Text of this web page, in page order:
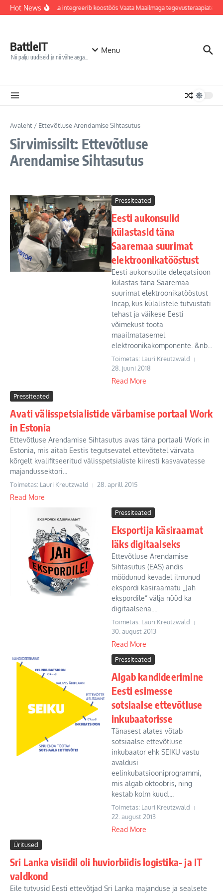
Sisu juurde
Hot NewsJõhvi haigla integreerib koostöös Vaata Maailmaga
BattleIT
Nii palju uudiseid ja nii vähe aega…
Menu
Avaleht / Ettevõtluse Arendamise Sihtasutus
Sirvimissilt: Ettevõtluse
Arendamise Sihtasutus
Pressiteated
Eesti aukonsulid
külastasid täna
Saaremaa suurimat
elektroonikatööstust
Eesti aukonsulite delegatsioon
külastas täna Saaremaa
suurimat elektroonikatööstust
Incap, kus külalistele tutvustati
tehast ja väikese Eesti
võimekust toota
maailmatasemel
elektroonikakomponente. &nb...
Toimetas: Lauri Kreutzwald
28. juuni 2018
Read More
Pressiteated
Avati välisspetsialistide värbamise portaal Work
in Estonia
Ettevõtluse Arendamise Sihtasutus avas täna portaali Work in
Estonia, mis aitab Eestis tegutsevatel ettevõtetel värvata
kõrgelt kvalifitseeritud välisspetsialiste kiiresti kasvavatesse
majandussektori...
Toimetas: Lauri Kreutzwald 28. aprill 2015
Read More
Pressiteated
Eksportija käsiraamat
läks digitaalseks
Ettevõtluse Arendamise
Sihtasutus (EAS) andis
möödunud kevadel ilmunud
ekspordi käsiraamatu „Jah
ekspordile” välja nüüd ka
digitaalsena....
Toimetas: Lauri Kreutzwald
30. august 2013
Read More
Pressiteated
Algab kandideerimine
Eesti esimesse
sotsiaalse ettevõtluse
inkubaatorisse
Tänasest alates võtab
sotsiaalse ettevõtluse
inkubaator ehk SEIKU vastu
avaldusi
eelinkubatsiooniprogrammi,
mis algab oktoobris, ning
kestab kolm kuud....
Toimetas: Lauri Kreutzwald
22. august 2013
Read More
Üritused
Sri Lanka visiidil oli huviorbiidis logistika- ja IT
valdkond
Eile tutvusid Eesti ettevõtjad Sri Lanka majanduse ja sealsete